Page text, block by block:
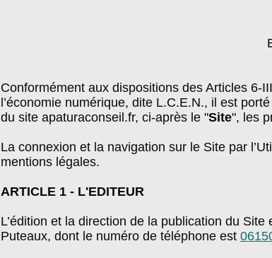
Conformément aux dispositions des Articles 6-
l’économie numérique, dite L.C.E.N., il est
du site apaturaconseil.fr, ci-après le "Site", les
La connexion et la navigation sur le Site par
mentions légales.
ARTICLE 1 - L'EDITEUR
L’édition et la direction de la publication du
Puteaux, dont le numéro de téléphone est